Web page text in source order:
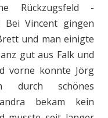
Rückzugsfeld -
Bei Vincent gingen
und man einigte
gut aus Falk und
vorne konnte Jörg
durch schönes
bekam kein